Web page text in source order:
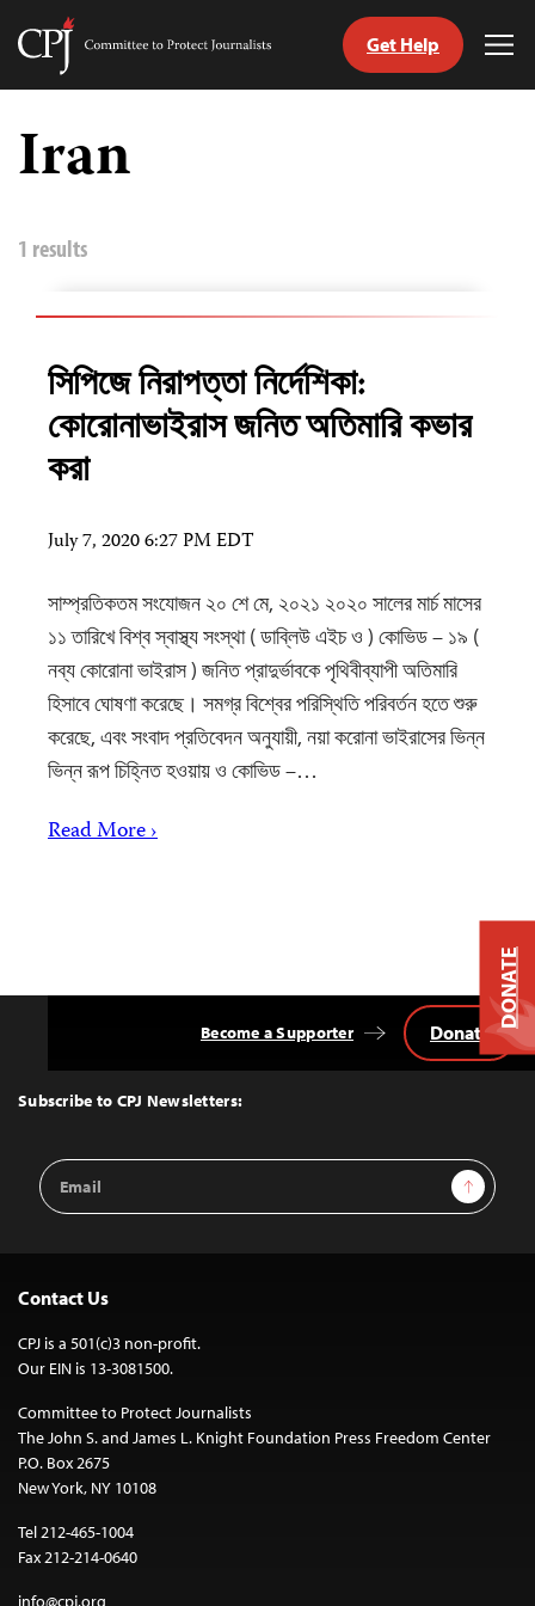
Skip
content
Committee
Get Help
Iran
1 results
সিপিজে নিরাপত্তা নির্দেশিকা:
কোরোনাভাইরাস জনিত অতিমারি কভার
করা
July 7, 2020 6:27 PM EDT
সাম্প্রতিকতম সংযোজন ২০ শে মে, ২০২১ ২০২০ সালের মার্চ মাসের
১১ তারিখে বিশ্ব স্বাস্থ্য সংস্থা ( ডাব্লিউ এইচ ও ) কোভিড – ১৯ (
নব্য কোরোনা ভাইরাস ) জনিত প্রাদুর্ভাবকে পৃথিবীব্যাপী অতিমারি
হিসাবে ঘোষণা করেছে। সমগ্র বিশ্বের পরিস্থিতি পরিবর্তন হতে শুরু
করেছে, এবং সংবাদ প্রতিবেদন অনুযায়ী, নয়া করোনা ভাইরাসের ভিন্ন
ভিন্ন রূপ চিহ্নিত হওয়ায় ও কোভিড –…
Read More ›
Top
Subscribe to CPJ Newsletters:
Email
Address
Sign Up
Become a Supporter Donate
Contact Us
CPJ is a 501(c)3 non-profit.
Our EIN is 13-3081500.
Committee to Protect Journalists
The John S. and James L. Knight Foundation Press Freedom Center
P.O. Box 2675
New York, NY 10108
Tel 212-465-1004
Fax 212-214-0640
info@cpj.org
DONATE